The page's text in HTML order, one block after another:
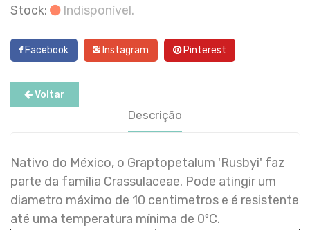
Stock:
Indisponível.
Facebook Instagram Pinterest
Voltar
Descrição
Nativo do México, o Graptopetalum 'Rusbyi' faz
parte da família Crassulaceae. Pode atingir um
diametro máximo de 10 centimetros e é resistente
até uma temperatura mínima de 0ºC.